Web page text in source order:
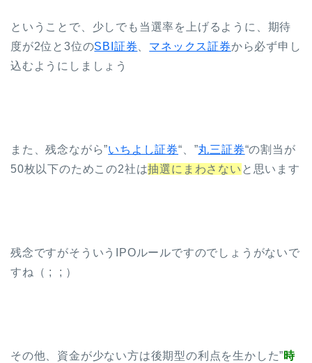
ということで、少しでも当選率を上げるように、期待
度が2位と3位のSBI証券 マネックス証券から必ず申し
込むようにしましょう
また、残念ながら”いちよし証券“、”丸三証券“の割当が
50枚以下のためこの2社は抽選にまわさない と思います
残念ですがそういうIPOルールですのでしょうがないで
すね（ ; ; ）
その他、資金が少ない方は後期型の利点を生かした”時